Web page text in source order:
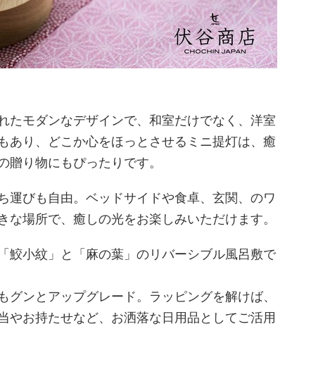
たモダンなデザインで、和室だけでなく、洋室
あり、どこか心をほっとさせるミニ提灯は、癒
り物にもぴったりです。
運びも自由。ベッドサイドや食卓、玄関、のワ
場所で、癒しの光をお楽しみいただけます。
鮫小紋」と「麻の葉」のリバーシブル風呂敷で
ンとアップグレード。ラッピングを解けば、
やお持たせなど、お洒落な日用品としてご活用